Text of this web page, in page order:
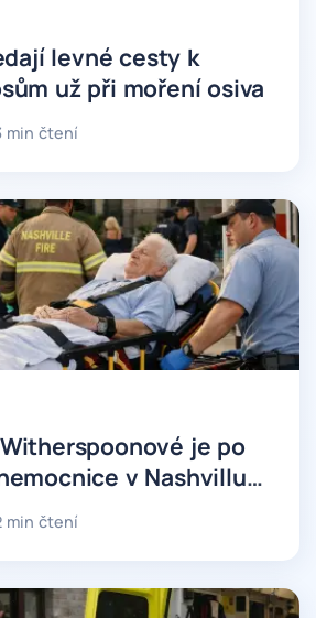
levné cesty k
už při moření osiva
min čtení
je po
v Nashvillu
min čtení